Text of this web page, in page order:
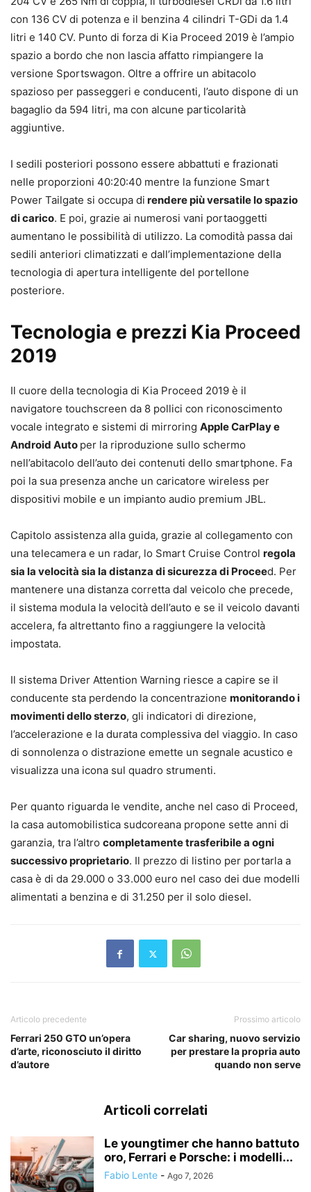
con 136 CV di potenza e il benzina 4 cilindri T-GDi da 1.4
litri e 140 CV. Punto di forza di Kia Proceed 2019 è l’ampio
spazio a bordo che non lascia affatto rimpiangere la
versione Sportswagon. Oltre a offrire un abitacolo
spazioso per passeggeri e conducenti, l’auto dispone di un
bagaglio da 594 litri, ma con alcune particolarità
aggiuntive.
I sedili posteriori possono essere abbattuti e frazionati
nelle proporzioni 40:20:40 mentre la funzione Smart
Power Tailgate si occupa di rendere più versatile lo spazio
di carico. E poi, grazie ai numerosi vani portaoggetti
aumentano le possibilità di utilizzo. La comodità passa dai
sedili anteriori climatizzati e dall’implementazione della
tecnologia di apertura intelligente del portellone
posteriore.
Tecnologia e prezzi Kia Proceed
2019
Il cuore della tecnologia di Kia Proceed 2019 è il
navigatore touchscreen da 8 pollici con riconoscimento
vocale integrato e sistemi di mirroring Apple CarPlay e
Android Auto per la riproduzione sullo schermo
nell’abitacolo dell’auto dei contenuti dello smartphone. Fa
poi la sua presenza anche un caricatore wireless per
dispositivi mobile e un impianto audio premium JBL.
Capitolo assistenza alla guida, grazie al collegamento con
una telecamera e un radar, lo Smart Cruise Control regola
sia la velocità sia la distanza di sicurezza di Proceed. Per
mantenere una distanza corretta dal veicolo che precede,
il sistema modula la velocità dell’auto e se il veicolo davanti
accelera, fa altrettanto fino a raggiungere la velocità
impostata.
Il sistema Driver Attention Warning riesce a capire se il
conducente sta perdendo la concentrazione monitorando i
movimenti dello sterzo, gli indicatori di direzione,
l’accelerazione e la durata complessiva del viaggio. In caso
di sonnolenza o distrazione emette un segnale acustico e
visualizza una icona sul quadro strumenti.
Per quanto riguarda le vendite, anche nel caso di Proceed,
la casa automobilistica sudcoreana propone sette anni di
garanzia, tra l’altro completamente trasferibile a ogni
successivo proprietario. Il prezzo di listino per portarla a
casa è di da 29.000 o 33.000 euro nel caso dei due modelli
alimentati a benzina e di 31.250 per il solo diesel.
Articolo precedente
Ferrari 250 GTO un’opera
d’arte, riconosciuto il diritto
d’autore
Prossimo articolo
Car sharing, nuovo servizio
per prestare la propria auto
quando non serve
Articoli correlati
Le youngtimer che hanno battuto
oro, Ferrari e Porsche: i modelli...
Fabio Lente - Ago 7, 2026